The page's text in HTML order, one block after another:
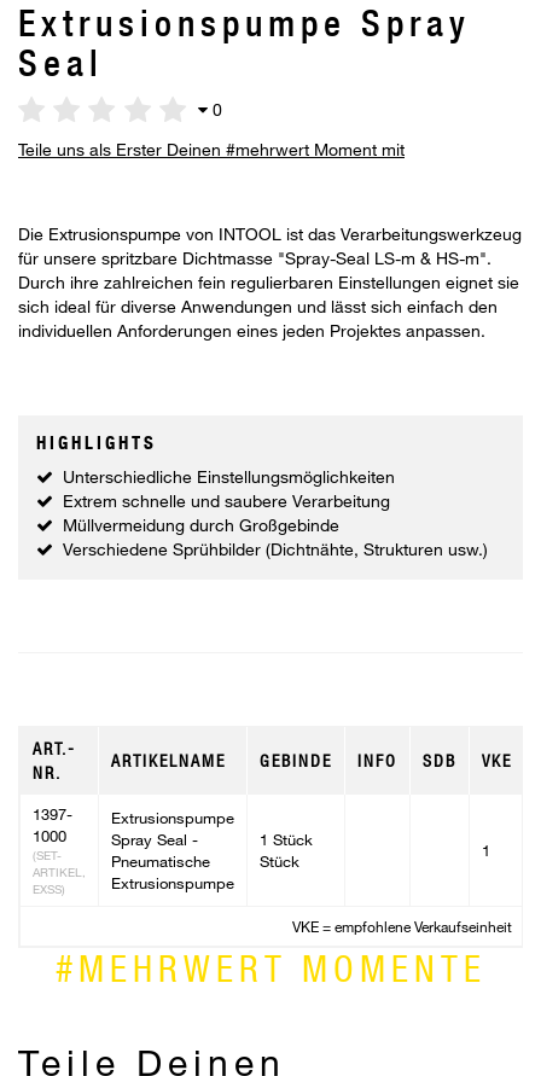
Extrusionspumpe Spray
Seal
0
Teile uns als Erster Deinen #mehrwert Moment mit
Die Extrusionspumpe von INTOOL ist das Verarbeitungswerkzeug
für unsere spritzbare Dichtmasse "Spray-Seal LS-m & HS-m".
Durch ihre zahlreichen fein regulierbaren Einstellungen eignet sie
sich ideal für diverse Anwendungen und lässt sich einfach den
individuellen Anforderungen eines jeden Projektes anpassen.
HIGHLIGHTS
Unterschiedliche Einstellungsmöglichkeiten
Extrem schnelle und saubere Verarbeitung
Müllvermeidung durch Großgebinde
Verschiedene Sprühbilder (Dichtnähte, Strukturen usw.)
ART.-
NR.
ARTIKELNAME GEBINDE INFO SDB VKE
1397-
1000
(SET-
ARTIKEL,
EXSS)
Extrusionspumpe
Spray Seal -
Pneumatische
Extrusionspumpe
1 Stück
Stück
1
VKE = empfohlene Verkaufseinheit
#MEHRWERT MOMENTE
Teile Deinen